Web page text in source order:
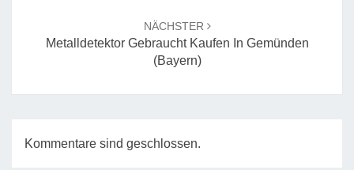
NÄCHSTER
Metalldetektor Gebraucht Kaufen In Gemünden
(Bayern)
Kommentare sind geschlossen.